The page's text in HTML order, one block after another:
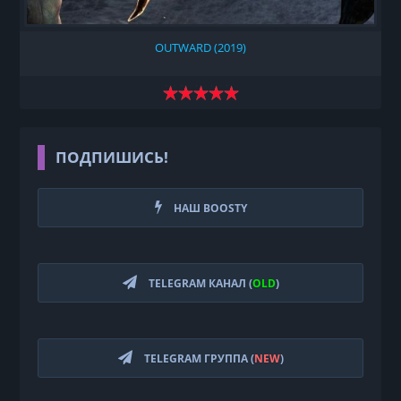
OUTWARD (2019)
ПОДПИШИСЬ!
НАШ BOOSTY
TELEGRAM КАНАЛ (OLD)
TELEGRAM ГРУППА (NEW)